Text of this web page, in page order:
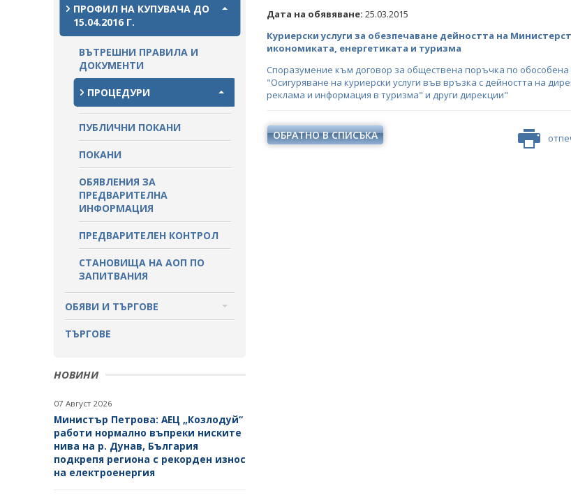
ВЪТРЕШНИ ПРАВИЛА И
ДОКУМЕНТИ
ПРОЦЕДУРИ
СЪБИРАНЕ НА ОФЕРТИ С ОБЯВИ
ПАЗАРНИ КОНСУЛТАЦИИ
СТАНОВИЩА НА АОП
ОБЯВЛЕНИЯ ЗА ПРЕДВАРИТЕЛНА
ИНФОРМАЦИЯ
ПРОФИЛ НА КУПУВАЧА ДО
15.04.2016 Г.
ВЪТРЕШНИ ПРАВИЛА И
ДОКУМЕНТИ
ПРОЦЕДУРИ
ПУБЛИЧНИ ПОКАНИ
ПОКАНИ
ОБЯВЛЕНИЯ ЗА
ПРЕДВАРИТЕЛНА
ИНФОРМАЦИЯ
ПРЕДВАРИТЕЛЕН КОНТРОЛ
СТАНОВИЩА НА АОП ПО
ЗАПИТВАНИЯ
ОБЯВИ И ТЪРГОВЕ
ОБЩЕСТВЕНИ ПОРЪЧКИ ДО 2014
РАЗПРОДАЖБА НА АКТИВИ
БЮЛЕТИН ПРОДАЖБИ НА
СИНДИЦИТЕ
ОБЯВИ
ТЪРГОВЕ
ТЪРГОВЕ
НОВИНИ
07 Август 2026
Министър Петрова: АЕЦ „Козлодуй“
работи нормално въпреки ниските
нива на р. Дунав, България
подкрепя региона с рекорден износ
на електроенергия
Дата на обявяване: 25.03.2015
Куриерски услуги за обезпечаване дейността на
икономиката, енергетиката и туризма
Споразумение към договор за обществена поръчка по обособена
"Осигуряване на куриерски услуги във връзка с дейността на
реклама и информация в туризма" и други дирекции"
ОБРАТНО В СПИСЪКА